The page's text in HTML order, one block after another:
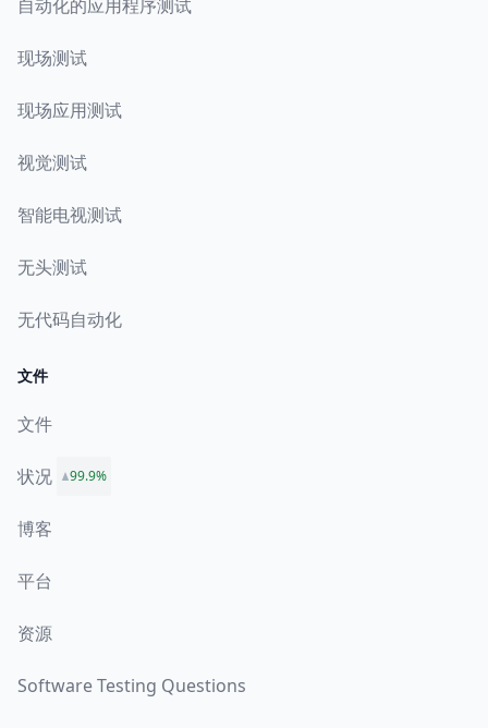
自动化的应用程序测试
现场测试
现场应用测试
视觉测试
智能电视测试
无头测试
无代码自动化
文件
文件
状况 99.9%
博客
平台
资源
Software Testing Questions